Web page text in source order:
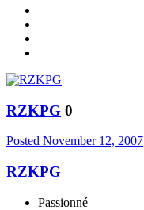
RZKPG 0
Posted November 12, 2007
RZKPG
Passionné